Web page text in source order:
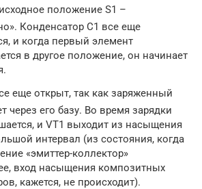
положение S1 –
Конденсатор С1 все еще
и когда первый элемент
в другое положение, он начинает
еще открыт, так как заряженный
через его базу. Во время зарядки
и VT1 ​​выходит из насыщения
интервал (из состояния, когда
«эмиттер-коллектор»
вход насыщения композитных
кажется, не происходит).